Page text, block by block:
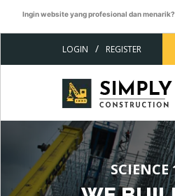
Ingin website yang profesional dan menarik?